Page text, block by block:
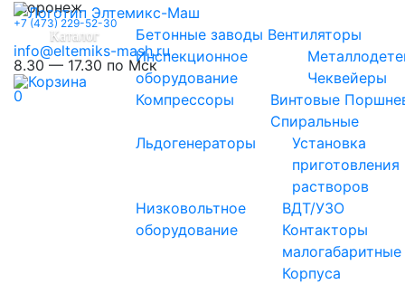
Воронеж
+7 (473) 229-52-30
info@eltemiks-mash.ru
8.30 — 17.30 по Мск
0
Каталог Бетонные заводы Вентиляторы
Инспекционное
оборудование
Чеквейеры
Компрессоры
Винтовые
Спиральные
Льдогенераторы
Установка
приготовления
растворов
Низковольтное
оборудование
ВДТ/УЗО
Контакторы
малогабаритные
Корпуса